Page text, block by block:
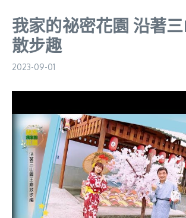
我家的祕密花園 沿著
散步趣
2023-09-01